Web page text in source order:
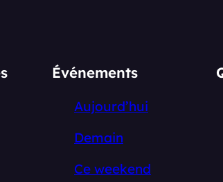
Événements
Aujourd’hui
Demain
Ce weekend